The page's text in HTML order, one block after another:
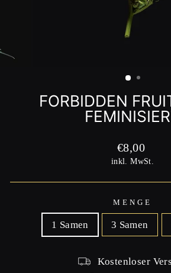
FORBIDDEN
Normaler
Preis
€8,00
inkl. MwSt.
MENGE
1 Samen 3 Samen
Kostenloser